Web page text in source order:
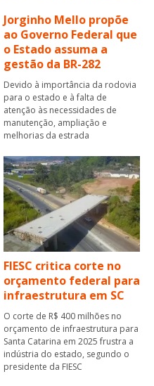
Jorginho Mello propõe
ao Governo Federal que
o Estado assuma a
gestão da BR-282
Devido à importância da rodovia
para o estado e à falta de
atenção às necessidades de
manutenção, ampliação e
melhorias da estrada
FIESC critica corte no
orçamento federal para
infraestrutura em SC
O corte de R$ 400 milhões no
orçamento de infraestrutura para
Santa Catarina em 2025 frustra a
indústria do estado, segundo o
presidente da FIESC